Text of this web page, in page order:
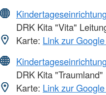
Kindertageseinrichtung
DRK Kita "Vita"
Karte: Link zur
Kindertageseinrichtung
DRK Kita "Traumland"
Karte: Link zur